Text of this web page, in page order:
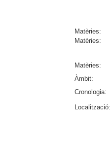
Matèries:
Matèries:
Matèries:
Àmbit:
Cronologia:
Localització: